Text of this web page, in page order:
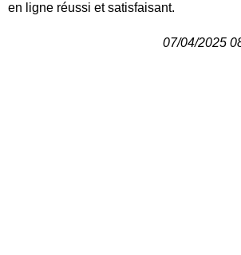
en ligne réussi et satisfaisant.
07/04/2025